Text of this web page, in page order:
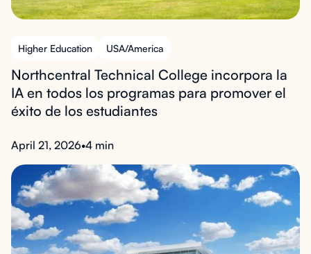
Higher Education USA/America
Northcentral Technical College incorpora la
IA en todos los programas para promover el
éxito de los estudiantes
April 21, 2026•4 min